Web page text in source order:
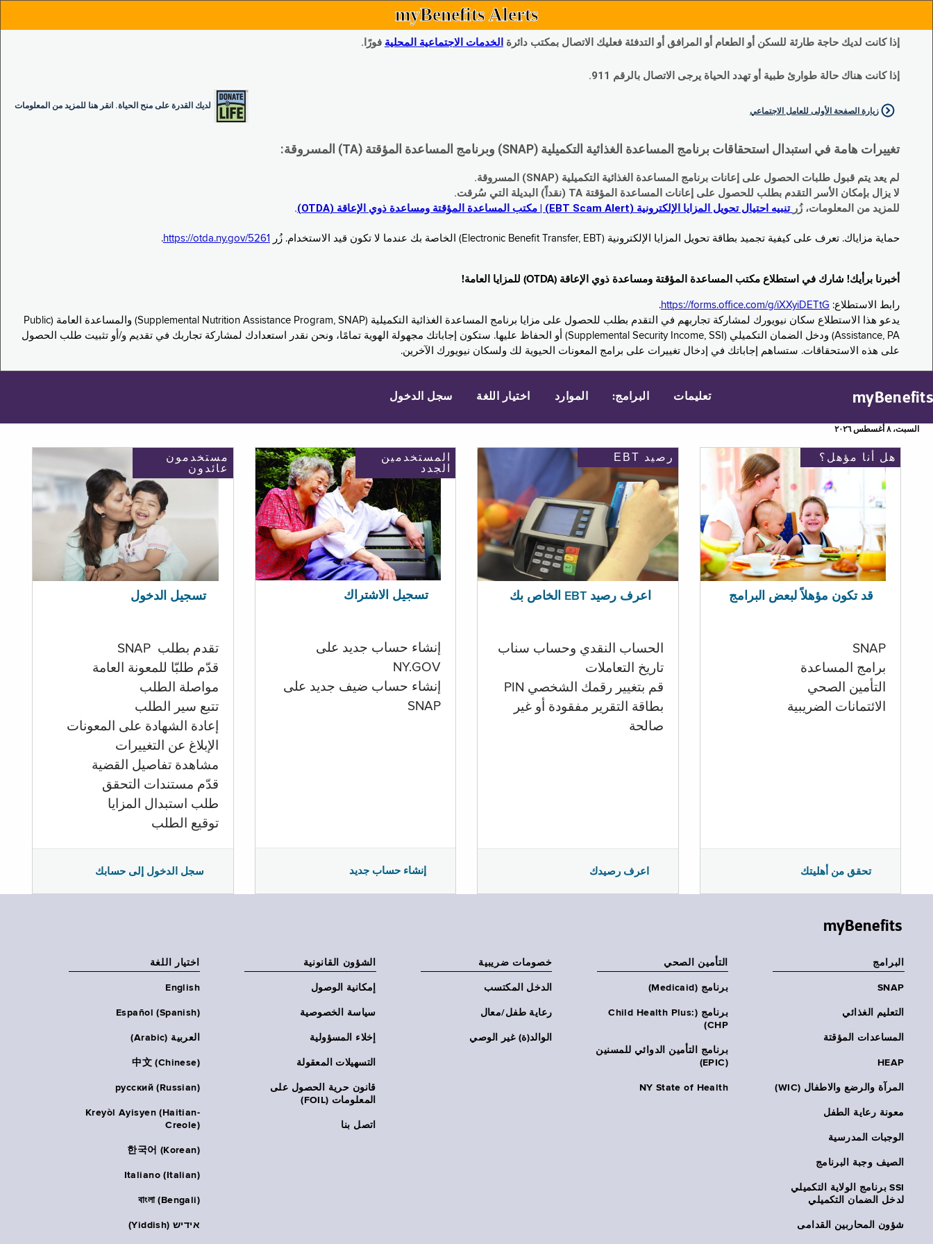
myBenefits Alerts
إذا كانت لديك حاجة طارئة للسكن أو الطعام أو المرافق أو التدفئة فعليك الاتصال بمكتب دائرة الخدمات الاجتماعية المحلية فورًا.
إذا كانت هناك حالة طوارئ طبية أو تهدد الحياة يرجى الاتصال بالرقم 911.
لديك القدرة على منح الحياة. انقر هنا للمزيد من المعلومات
زيارة الصفحة الأولى للعامل الاجتماعي
تغييرات هامة في استبدال استحقاقات برنامج المساعدة الغذائية التكميلية (SNAP) وبرنامج المساعدة المؤقتة (TA) المسروقة:
لم يعد يتم قبول طلبات الحصول على إعانات برنامج المساعدة الغذائية التكميلية (SNAP) المسروقة.
لا يزال بإمكان الأسر التقدم بطلب للحصول على إعانات المساعدة المؤقتة TA (نقداً) البديلة التي سُرقت.
للمزيد من المعلومات، زُر تنبيه احتيال تحويل المزايا الإلكترونية (EBT Scam Alert) | مكتب المساعدة المؤقتة ومساعدة ذوي الإعاقة (OTDA) .
حماية مزاياك. تعرف على كيفية تجميد بطاقة تحويل المزايا الإلكترونية (Electronic Benefit Transfer, EBT) الخاصة بك عندما لا تكون قيد الاستخدام. زُر https://otda.ny.gov/5261
.
أخبرنا برأيك! شارك في استطلاع مكتب المساعدة المؤقتة ومساعدة ذوي الإعاقة (OTDA) للمزايا العامة!
رابط الاستطلاع: https://forms.office.com/g/iXXyiDETtG
.
يدعو هذا الاستطلاع سكان نيويورك لمشاركة تجاربهم في التقدم بطلب للحصول على مزايا برنامج المساعدة الغذائية التكميلية (Supplemental Nutrition Assistance Program, SNAP) والمساعدة العامة (Public
Assistance, PA) ودخل الضمان التكميلي (Supplemental Security Income, SSI) أو الحفاظ عليها. ستكون إجاباتك مجهولة الهوية تمامًا، ونحن نقدر استعدادك لمشاركة تجاربك في تقديم و/أو تثبيت طلب الحصول
على هذه الاستحقاقات. ستساهم إجاباتك في إدخال تغييرات على برامج المعونات الحيوية لك ولسكان نيويورك الآخرين.
myBenefits تعليمات البرامج: الموارد اختيار اللغة سجل الدخول
السبت، ٨ أغسطس ٢٠٢٦
مستخدمون
عائدون
تسجيل الدخول
تقدم بطلب SNAP
قدّم طلبّا للمعونة العامة
مواصلة الطلب
تتبع سير الطلب
إعادة الشهادة على المعونات
الإبلاغ عن التغييرات
مشاهدة تفاصيل القضية
قدّم مستندات التحقق
طلب استبدال المزايا
توقيع الطلب
سجل الدخول إلى حسابك
المستخدمين
الجدد
تسجيل الاشتراك
إنشاء حساب جديد على
NY.GOV
إنشاء حساب ضيف جديد على
SNAP
إنشاء حساب جديد
رصيد EBT
اعرف رصيد EBT الخاص بك
الحساب النقدي وحساب سناب
تاريخ التعاملات
قم بتغيير رقمك الشخصي PIN
بطاقة التقرير مفقودة أو غير
صالحة
اعرف رصيدك
هل أنا مؤهل؟
قد تكون مؤهلاً لبعض البرامج
SNAP
برامج المساعدة
التأمين الصحي
الائتمانات الضريبية
تحقق من أهليتك
myBenefits
البرامج
SNAP
التعليم الغذائي
المساعدات المؤقتة
HEAP
المرآة والرضع والاطفال (WIC)
معونة رعاية الطفل
الوجبات المدرسية
الصيف وجبة البرنامج
SSI برنامج الولاية التكميلي
لدخل الضمان التكميلي
شؤون المحاربين القدامى
التأمين الصحي
برنامج (Medicaid)
برنامج (Child Health Plus:
CHP)
برنامج التأمين الدوائي للمسنين
(EPIC)
NY State of Health
خصومات ضريبية
الدخل المكتسب
رعاية طفل/معال
الوالد(ة) غير الوصي
الشؤون القانونية
إمكانية الوصول
سياسة الخصوصية
إخلاء المسؤولية
التسهيلات المعقولة
قانون حرية الحصول على
المعلومات (FOIL)
اتصل بنا
اختيار اللغة
English
Español (Spanish)
العربية (Arabic)
中文 (Chinese)
русский (Russian)
Kreyòl Ayisyen (Haitian-
Creole)
한국어 (Korean)
Italiano (Italian)
বাংলা (Bengali)
אידיש (Yiddish)